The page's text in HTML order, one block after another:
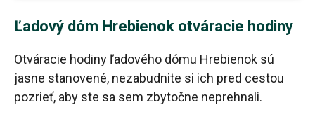
Ľadový dóm Hrebienok otváracie hodiny
Otváracie hodiny ľadového dómu Hrebienok sú
jasne stanovené, nezabudnite si ich pred cestou
pozrieť, aby ste sa sem zbytočne neprehnali.